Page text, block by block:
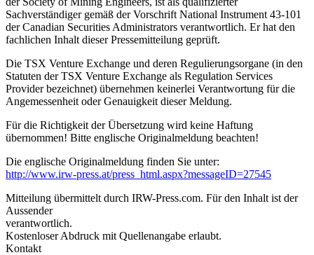
Sachverständiger gemäß der Vorschrift National Instrument 43-101
der Canadian Securities Administrators verantwortlich. Er hat den
fachlichen Inhalt dieser Pressemitteilung geprüft.
Die TSX Venture Exchange und deren Regulierungsorgane (in den
Statuten der TSX Venture Exchange als Regulation Services
Provider bezeichnet) übernehmen keinerlei Verantwortung für die
Angemessenheit oder Genauigkeit dieser Meldung.
Für die Richtigkeit der Übersetzung wird keine Haftung
übernommen! Bitte englische Originalmeldung beachten!
Die englische Originalmeldung finden Sie unter:
http://www.irw-press.at/press_html.aspx?messageID=27545
Mitteilung übermittelt durch IRW-Press.com. Für den Inhalt ist der
Aussender
verantwortlich.
Kostenloser Abdruck mit Quellenangabe erlaubt.
Kontakt